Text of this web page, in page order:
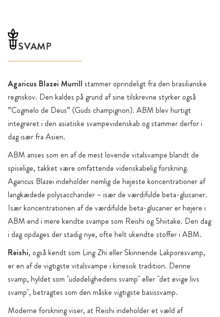
SVAMP
Agaricus Blazei Murrill stammer oprindeligt fra den brasilianske
regnskov. Den kaldes på grund af sine tilskrevne styrker også
”Cogmelo de Deus” (Guds champignon). ABM blev hurtigt
integreret i den asiatiske svampevidenskab og stammer derfor i
dag især fra Asien.
ABM anses som en af de mest lovende vitalsvampe blandt de
spiselige, takket være omfattende videnskabelig forskning.
Agaricus Blazei indeholder nemlig de højeste koncentrationer af
langkædede polysaccharider – især de værdifulde beta-glucaner.
Især koncentrationen af de værdifulde beta-glucaner er højere i
ABM end i mere kendte svampe som Reishi og Shiitake. Den dag
i dag opdages der stadig nye, ofte helt ukendte stoffer i ABM.
Reishi, også kendt som Ling Zhi eller Skinnende Lakporesvamp,
er en af de vigtigste vitalsvampe i kinesisk tradition. Denne
svamp, hyldet som "udødelighedens svamp" eller "det evige livs
svamp", betragtes som den måske vigtigste basissvamp.
Moderne forskning viser, at Reishi indeholder et væld af